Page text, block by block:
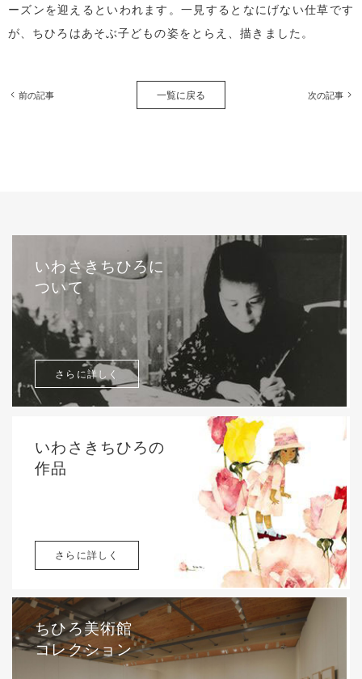
ーズンを迎えるといわれます。一見するとなにげない仕草です
が、ちひろはあそぶ子どもの姿をとらえ、描きました。
前の記事 一覧に戻る 次の記事
いわさきちひろに
ついて
さらに詳しく
いわさきちひろの
作品
さらに詳しく
ちひろ美術館
コレクション